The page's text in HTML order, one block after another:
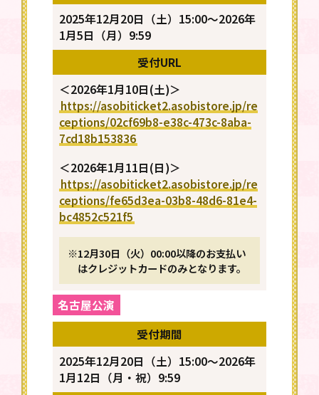
2025年12月20日（土）15:00～2026年
1月5日（月）9:59
受付URL
＜2026年1月10日(土)＞
https://asobiticket2.asobistore.jp/re
ceptions/02cf69b8-e38c-473c-8aba-
7cd18b153836
＜2026年1月11日(日)＞
https://asobiticket2.asobistore.jp/re
ceptions/fe65d3ea-03b8-48d6-81e4-
bc4852c521f5
※12月30日（火）00:00以降のお支払い
はクレジットカードのみとなります。
名古屋公演
受付期間
2025年12月20日（土）15:00～2026年
1月12日（月・祝）9:59